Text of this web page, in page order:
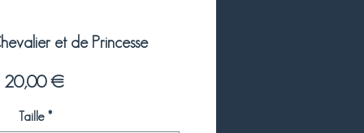
et de Princesse
20,00 €Prix
Taille *